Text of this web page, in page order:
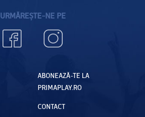
URMĂREȘTE-NE PE
ABONEAZĂ-TE LA
PRIMAPLAY.RO
CONTACT